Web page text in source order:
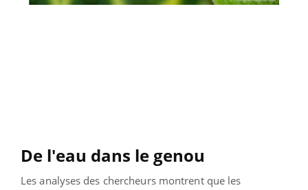
De l'eau dans le genou
Les analyses des chercheurs montrent que les